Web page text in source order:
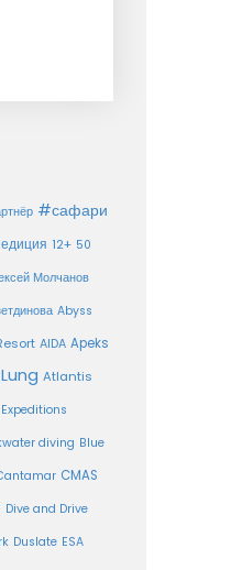
#сафари
12+ 50
Молчанов
Abyss
AIDA Apeks
Atlantis
diving Blue
CMAS
Dive and Drive
Duslate ESA